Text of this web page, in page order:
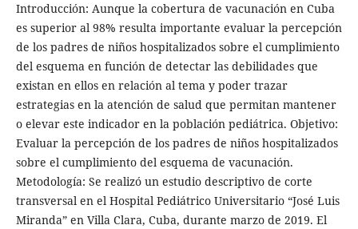
Introducción: Aunque la cobertura de vacunación en Cuba
es superior al 98% resulta importante evaluar la percepción
de los padres de niños hospitalizados sobre el cumplimiento
del esquema en función de detectar las debilidades que
existan en ellos en relación al tema y poder trazar
estrategias en la atención de salud que permitan mantener
o elevar este indicador en la población pediátrica. Objetivo:
Evaluar la percepción de los padres de niños hospitalizados
sobre el cumplimiento del esquema de vacunación.
Metodología: Se realizó un estudio descriptivo de corte
transversal en el Hospital Pediátrico Universitario “José Luis
Miranda” en Villa Clara, Cuba, durante marzo de 2019. El